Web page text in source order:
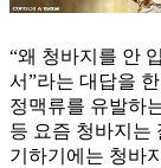
“왜 청바지를 안
서”라는 대답을
정맥류를 유발하
등 요즘 청바지는
기하기에는 청바